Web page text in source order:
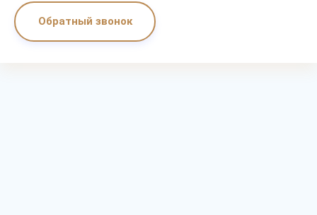
Обратный звонок